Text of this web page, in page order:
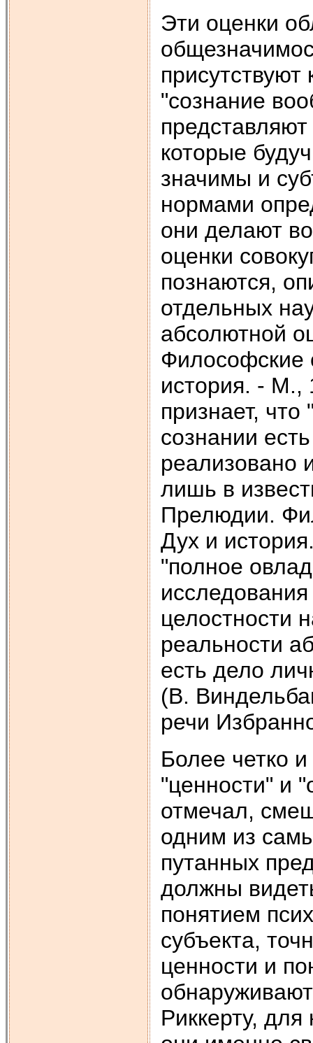
Эти оценки
"сознание
которые
значимы и
нормами
они делают
оценки
познаются,
отдельных
абсолютной
Философские
история. - М.,
признает,
сознании
реализовано
лишь в
Прелюдии.
Дух и
"полное
целостности
реальности
есть дело
(В.
речи
Более четко
"ценности" и
отмечал,
одним из
путанных
должны
понятием
субъекта,
ценности и
Риккерту,